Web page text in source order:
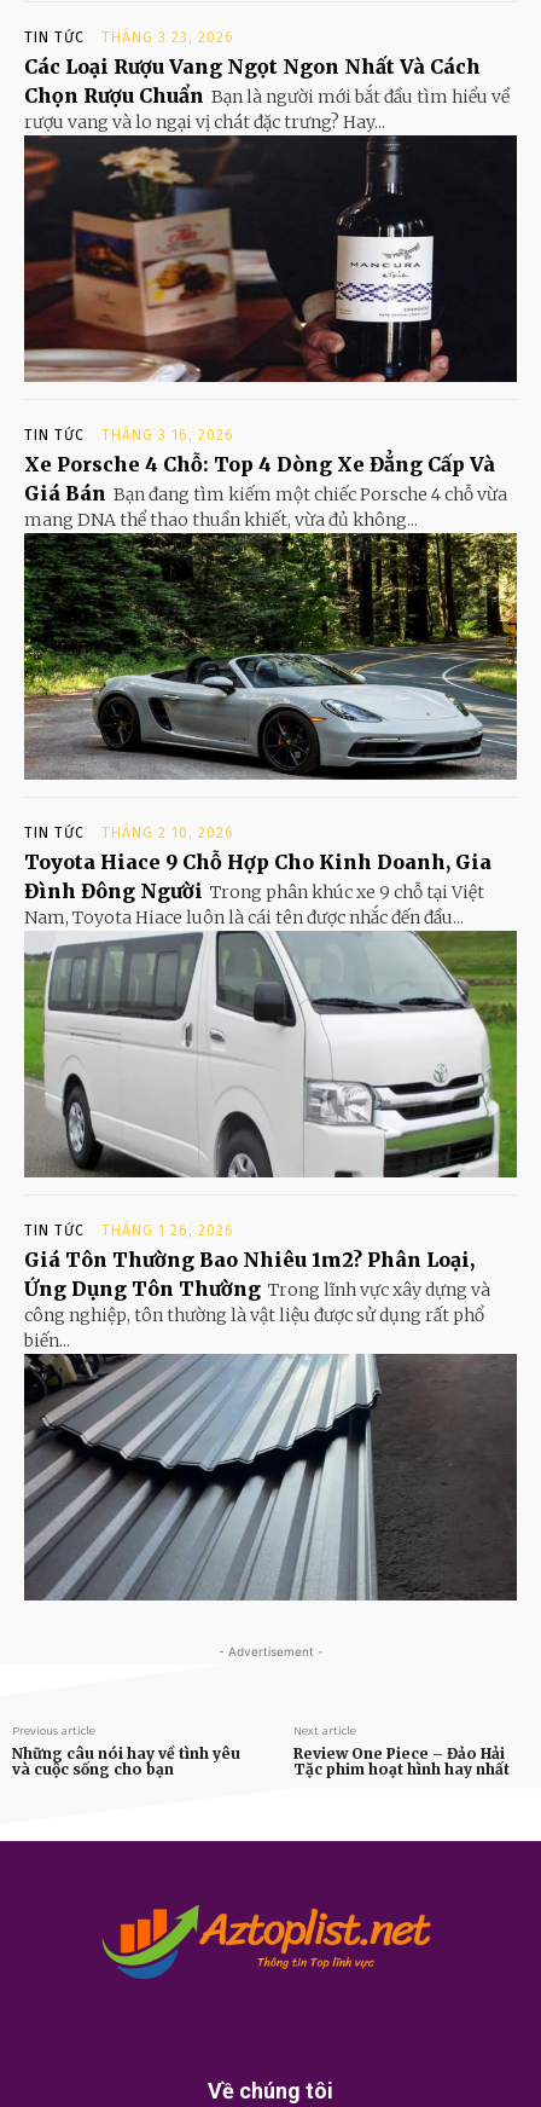
TIN TỨC THÁNG 3 23, 2026
Các Loại Rượu Vang Ngọt Ngon Nhất Và Cách
Chọn Rượu Chuẩn Bạn là người mới bắt đầu tìm hiểu về
rượu vang và lo ngại vị chát đặc trưng? Hay...
TIN TỨC THÁNG 3 16, 2026
Xe Porsche 4 Chỗ: Top 4 Dòng Xe Đẳng Cấp Và
Giá Bán Bạn đang tìm kiếm một chiếc Porsche 4 chỗ vừa
mang DNA thể thao thuần khiết, vừa đủ không...
TIN TỨC THÁNG 2 10, 2026
Toyota Hiace 9 Chỗ Hợp Cho Kinh Doanh, Gia
Đình Đông Người Trong phân khúc xe 9 chỗ tại Việt
Nam, Toyota Hiace luôn là cái tên được nhắc đến đầu...
TIN TỨC THÁNG 1 26, 2026
Giá Tôn Thường Bao Nhiêu 1m2? Phân Loại,
Ứng Dụng Tôn Thường Trong lĩnh vực xây dựng và
công nghiệp, tôn thường là vật liệu được sử dụng rất phổ
biến...
- Advertisement -
Previous article
Những câu nói hay về tình yêu
và cuộc sống cho bạn
Next article
Review One Piece – Đảo Hải
Tặc phim hoạt hình hay nhất
Về chúng tôi